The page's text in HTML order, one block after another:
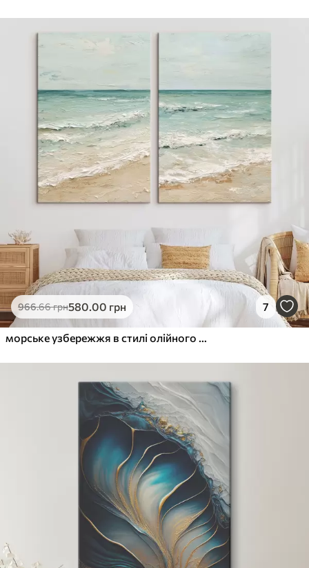
966.66грн580.00 грн 7
морське узбережжя в стилі олійного живопису